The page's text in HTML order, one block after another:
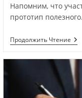
Напомним, что
прототип
Продолжить Чтение